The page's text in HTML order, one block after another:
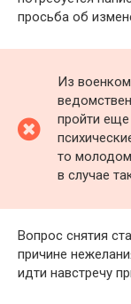
просьба об
Из
пройти еще
то
в случае
Вопрос снятия
причине
идти навстречу